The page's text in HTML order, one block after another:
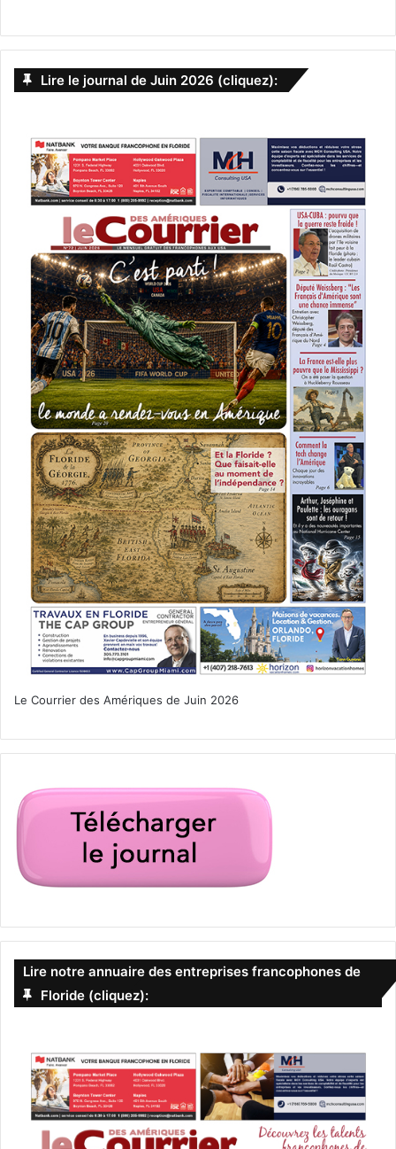
Lire le journal de Juin 2026 (cliquez):
Le Courrier des Amériques de Juin 2026
Lire notre annuaire des entreprises francophones de
Floride (cliquez):